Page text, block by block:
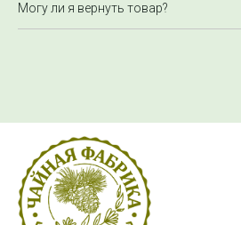
Могу ли я вернуть товар?